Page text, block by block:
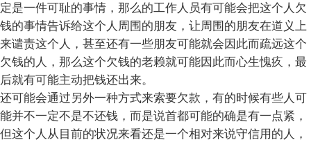
定是一件可耻的事情，那么的工作人员有可能会把这个人欠
钱的事情告诉给这个人周围的朋友，让周围的朋友在道义上
来谴责这个人，甚至还有一些朋友可能就会因此而疏远这个
欠钱的人，那么这个欠钱的老赖就可能因此而心生愧疚，最
后就有可能主动把钱还出来。
还可能会通过另外一种方式来索要欠款，有的时候有些人可
能并不一定不是不还钱，而是说首都可能的确是有一点紧，
但这个人从目前的状况来看还是一个相对来说守信用的人，